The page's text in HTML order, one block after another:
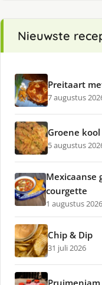
Nieuwste
Preitaart
7 augustus
Groene
5 augustus
Mexicaanse
courgette
1 augustus 2026
Chip & Dip
31 juli 2026